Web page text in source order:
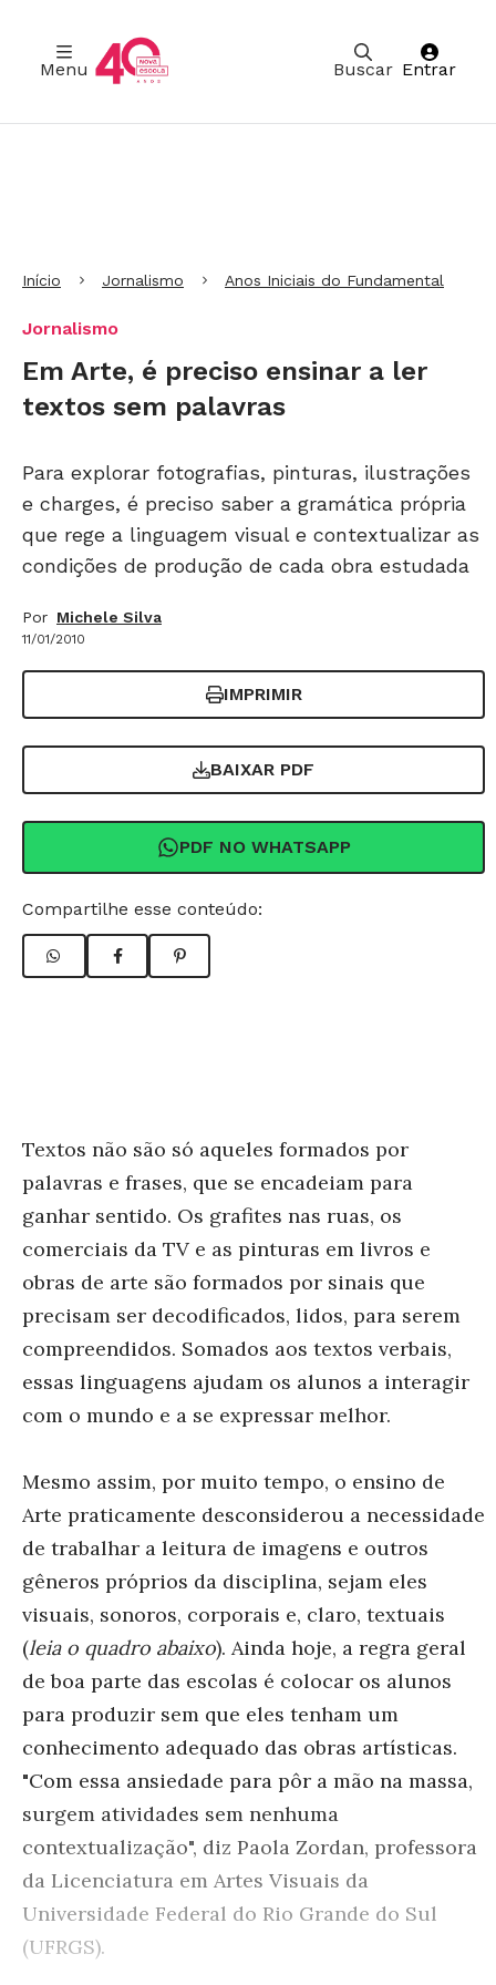
Buscar
Menu Entrar
Início Jornalismo Anos Iniciais do Fundamental
Jornalismo
Em Arte, é preciso ensinar a ler
textos sem palavras
Para explorar fotografias, pinturas, ilustrações
e charges, é preciso saber a gramática própria
que rege a linguagem visual e contextualizar as
condições de produção de cada obra estudada
Por Michele Silva
11/01/2010
IMPRIMIR
BAIXAR PDF
PDF NO WHATSAPP
Compartilhe esse conteúdo:
Textos não são só aqueles formados por
palavras e frases, que se encadeiam para
ganhar sentido. Os grafites nas ruas, os
comerciais da TV e as pinturas em livros e
obras de arte são formados por sinais que
precisam ser decodificados, lidos, para serem
compreendidos. Somados aos textos verbais,
essas linguagens ajudam os alunos a interagir
com o mundo e a se expressar melhor.
Mesmo assim, por muito tempo, o ensino de
Arte praticamente desconsiderou a necessidade
de trabalhar a leitura de imagens e outros
gêneros próprios da disciplina, sejam eles
visuais, sonoros, corporais e, claro, textuais
(leia o quadro abaixo). Ainda hoje, a regra geral
de boa parte das escolas é colocar os alunos
para produzir sem que eles tenham um
conhecimento adequado das obras artísticas.
"Com essa ansiedade para pôr a mão na massa,
surgem atividades sem nenhuma
contextualização", diz Paola Zordan, professora
da Licenciatura em Artes Visuais da
Universidade Federal do Rio Grande do Sul
(UFRGS).